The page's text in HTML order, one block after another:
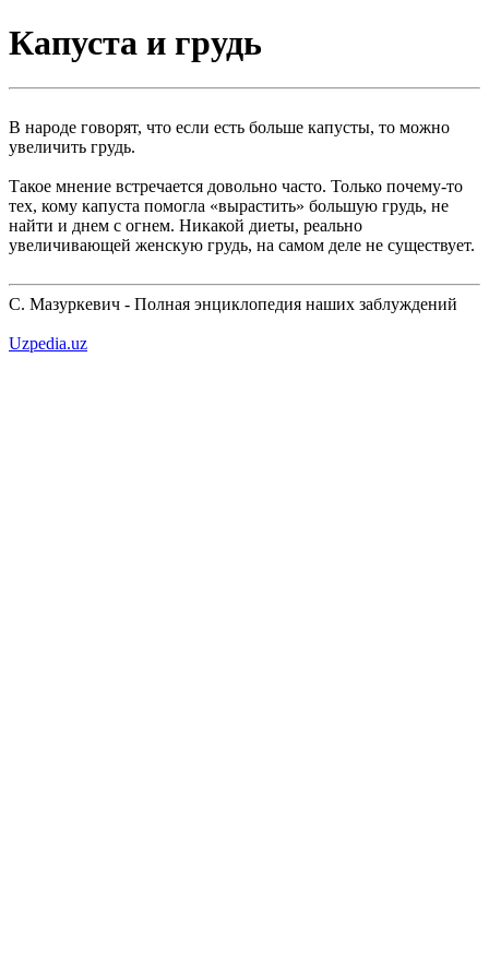
Капуста и грудь
В народе говорят, что если есть больше капусты, то можно
увеличить грудь.
Такое мнение встречается довольно часто. Только почему-то
тех, кому капуста помогла «вырастить» большую грудь, не
найти и днем с огнем. Никакой диеты, реально
увеличивающей женскую грудь, на самом деле не существует.
С. Мазуркевич - Полная энциклопедия наших заблуждений
Uzpedia.uz